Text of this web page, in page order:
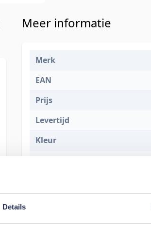
Details
Meer informatie
Merk
EAN
Prijs
Levertijd
Kleur